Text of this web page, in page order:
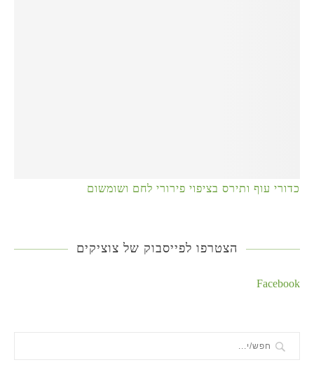
כדורי עוף ותירס בציפוי פירורי לחם ושומשום
הצטרפו לפייסבוק של צוציקים
Facebook